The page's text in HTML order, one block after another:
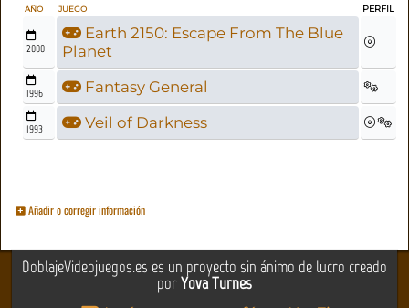
AÑO JUEGO PERFIL
2000
Earth 2150: Escape From The Blue
Planet
1996 Fantasy General
1993 Veil of Darkness
Añadir o corregir información
DoblajeVideojuegos.es es un proyecto sin ánimo de lucro creado
porYova Turnes